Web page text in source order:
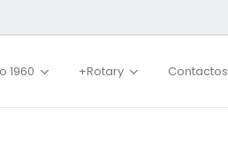
1960 +Rotary Contactos